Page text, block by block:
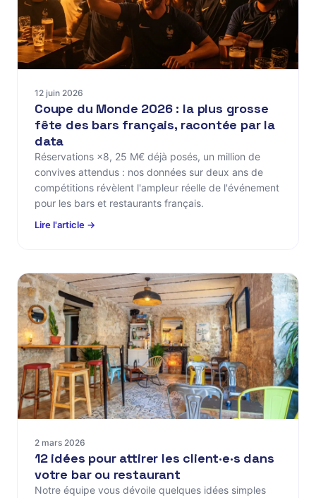
12 juin 2026
Coupe du Monde 2026 : la plus grosse
fête des bars français, racontée par la
data
Réservations ×8, 25 M€ déjà posés, un million de
convives attendus : nos données sur deux ans de
compétitions révèlent l'ampleur réelle de l'événement
pour les bars et restaurants français.
Lire l'article →
2 mars 2026
12 idées pour attirer les client·e·s dans
votre bar ou restaurant
Notre équipe vous dévoile quelques idées simples